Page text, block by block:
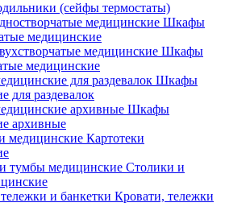
(сейфы термостаты)
Шкафы
медицинские
Шкафы
медицинские
Шкафы
для раздевалок
Шкафы
архивные
Картотеки
Столики и
Кровати, тележки